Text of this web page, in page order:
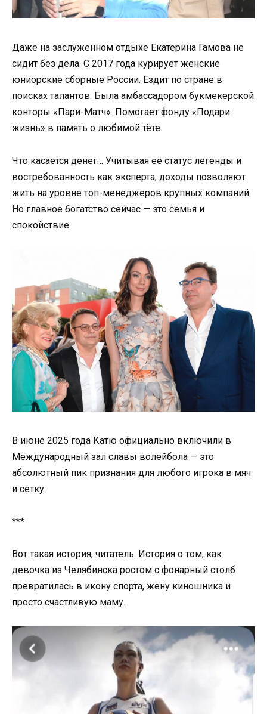
Даже на заслуженном отдыхе Екатерина Гамова не
сидит без дела. С 2017 года курирует женские
юниорские сборные России. Ездит по стране в
поисках талантов. Была амбассадором букмекерской
конторы «Пари-Матч». Помогает фонду «Подари
жизнь» в память о любимой тёте.
Что касается денег… Учитывая её статус легенды и
востребованность как эксперта, доходы позволяют
жить на уровне топ-менеджеров крупных компаний.
Но главное богатство сейчас — это семья и
спокойствие.
В июне 2025 года Катю официально включили в
Международный зал славы волейбола — это
абсолютный пик признания для любого игрока в мяч
и сетку.
***
Вот такая история, читатель. История о том, как
девочка из Челябинска ростом с фонарный столб
превратилась в икону спорта, жену киношника и
просто счастливую маму.